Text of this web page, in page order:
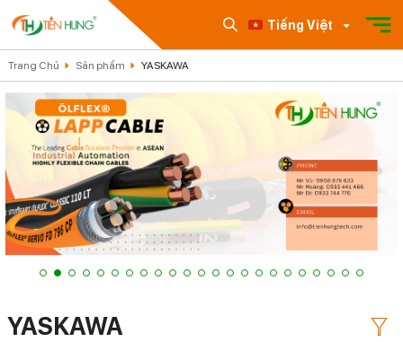
Tiếng Việt
Trang Chủ Sản phẩm YASKAWA
YASKAWA